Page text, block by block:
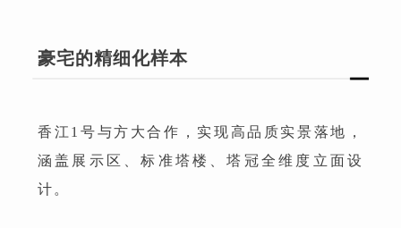
豪宅的精细化样本
香江1号与方大合作，实现高品质实景落地，
涵盖展示区、标准塔楼、塔冠全维度立面设
计。